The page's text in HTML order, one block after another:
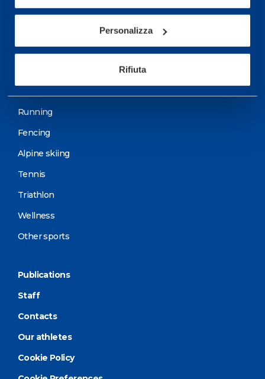
Personalizza
Rifiuta
Sport
Cycling and MTB
Running
Fencing
Alpine skiing
Tennis
Triathlon
Wellness
Other sports
Publications
Staff
Contacts
Our athletes
Cookie Policy